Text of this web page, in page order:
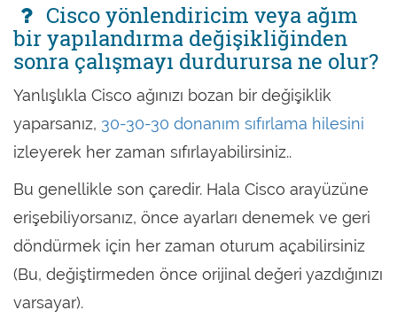
Cisco yönlendiricim veya ağım
bir yapılandırma değişikliğinden
sonra çalışmayı durdurursa ne olur?
Yanlışlıkla Cisco ağınızı bozan bir değişiklik
yaparsanız, 30-30-30 donanım sıfırlama hilesini
izleyerek her zaman sıfırlayabilirsiniz..
Bu genellikle son çaredir. Hala Cisco arayüzüne
erişebiliyorsanız, önce ayarları denemek ve geri
döndürmek için her zaman oturum açabilirsiniz
(Bu, değiştirmeden önce orijinal değeri yazdığınızı
varsayar).